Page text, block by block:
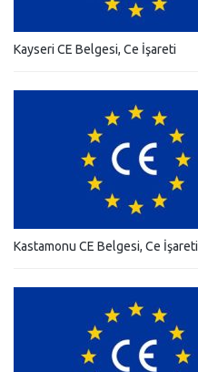
Kayseri CE Belgesi, Ce İşareti
Kastamonu CE Belgesi, Ce İşareti